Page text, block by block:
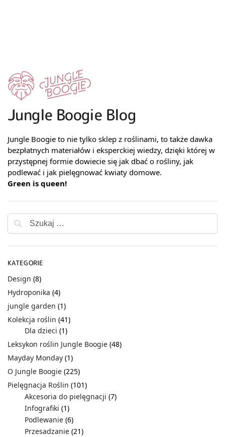
Jungle Boogie Blog
Jungle Boogie to nie tylko sklep z roślinami, to także dawka
bezpłatnych materiałów i eksperckiej wiedzy, dzięki której w
przystępnej formie dowiecie się jak dbać o rośliny, jak
podlewać i jak pielęgnować kwiaty domowe.
Green is queen!
KATEGORIE
Design (8)
Hydroponika (4)
jungle garden (1)
Kolekcja roślin (41)
Dla dzieci (1)
Leksykon roślin Jungle Boogie (48)
Mayday Monday (1)
O Jungle Boogie (225)
Pielęgnacja Roślin (101)
Akcesoria do pielęgnacji (7)
Infografiki (1)
Podlewanie (6)
Przesadzanie (21)